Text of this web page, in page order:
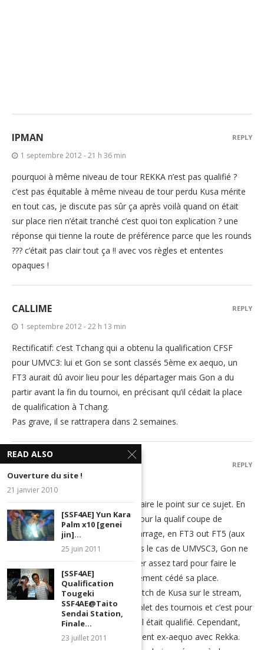
IPMAN
1 septembre 2012 - 21 h 36 min
pourquoi à même niveau de tour REKKA n’est pas qualifié ?
c’est pas équitable à même niveau de tour perdu Kusa mérite
en tout cas, je discute pas sûr ça après voilà quand on était
sur place rien n’était tranché c’est quoi ton explication ? une
réponse qui tienne la route de préférence parce que les rounds
??? c’était pas clair tout ça !! avec vos règles et ententes
opaques !
REPLY
CALLIME
1 septembre 2012 - 22 h 13 min
Rectificatif: c’est Tchang qui a obtenu la qualification CFSF
pour UMVC3: lui et Gon se sont classés 5ème ex aequo, un
FT3 aurait dû avoir lieu pour les départager mais Gon a du
partir avant la fin du tournoi, en précisant qu’il cédait la place
de qualification à Tchang.
Pas grave, il se rattrapera dans 2 semaines.
REPLY
ASENKA
Bonsoir, juste un petit mot pour faire le point sur ce sujet. En
cas d’égalité entre deux joueurs pour la qualif coupe de
France, il doit y avoir un défi de barrage, en FT3 out FT5 (aux
orgas du tournoi de décider). Dans le cas de UMVSC3, Gon ne
pouvait tout simplement pas rester assez tard pour faire le
défi, c’est pourquoi il a tout simplement cédé sa place.
Pour SSFIV AE, au moment du match de Kusa sur le stream,
nous n’avions pas le bracket complet des tournois et c’est pour
cela que nous avions annoncé qu’il était qualifié. Cependant,
après vérification, il est effectivement ex-aequo avec Rekka.
REPLY
READ ALSO
Ouverture du site !
21 janvier 2010
[SSF4AE] Yun Kara
Palm x10 [genei
jin]...
25 juin 2011
[SSF4AE]
Qualification
Tougeki
SSF4AE@Taito
Sendai Station,
Finale...
23 juillet 2011